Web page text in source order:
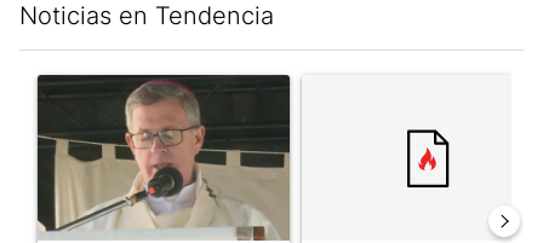
Noticias en Tendencia
Un artículo de tendencia con el título "García Cuerva